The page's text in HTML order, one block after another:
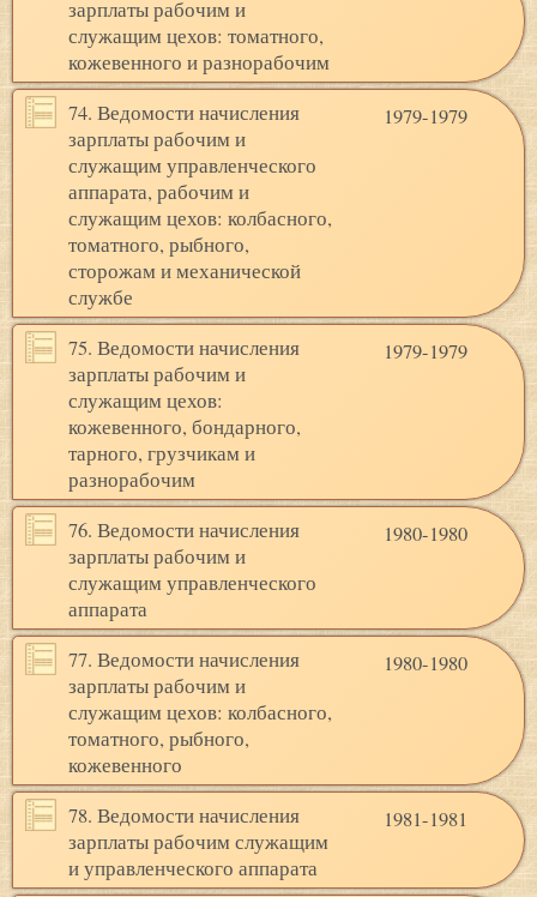
зарплаты рабочим и
служащим цехов: томатного,
кожевенного и разнорабочим
74. Ведомости начисления
зарплаты рабочим и
служащим управленческого
аппарата, рабочим и
служащим цехов: колбасного,
томатного, рыбного,
сторожам и механической
службе
1979-1979
75. Ведомости начисления
зарплаты рабочим и
служащим цехов:
кожевенного, бондарного,
тарного, грузчикам и
разнорабочим
1979-1979
76. Ведомости начисления
зарплаты рабочим и
служащим управленческого
аппарата
1980-1980
77. Ведомости начисления
зарплаты рабочим и
служащим цехов: колбасного,
томатного, рыбного,
кожевенного
1980-1980
78. Ведомости начисления
зарплаты рабочим служащим
и управленческого аппарата
1981-1981